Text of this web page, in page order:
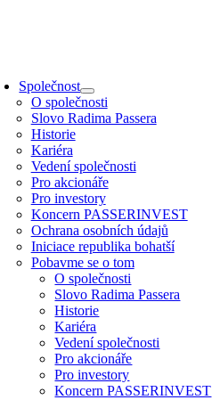
Společnost
O společnosti
Slovo Radima Passera
Historie
Kariéra
Vedení společnosti
Pro akcionáře
Pro investory
Koncern PASSERINVEST
Ochrana osobních údajů
Iniciace republika bohatší
Pobavme se o tom
O společnosti
Slovo Radima Passera
Historie
Kariéra
Vedení společnosti
Pro akcionáře
Pro investory
Koncern PASSERINVEST